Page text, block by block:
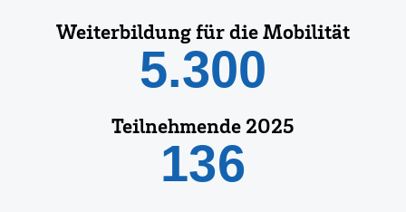
Weiterbildung für die Mobilität
5.300
Teilnehmende 2025
136